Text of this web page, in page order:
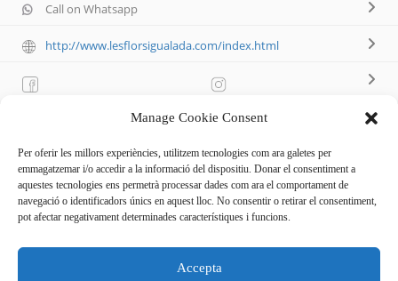
Manage Cookie Consent
Per oferir les millors experiències, utilitzem tecnologies com ara galetes per
emmagatzemar i/o accedir a la informació del dispositiu. Donar el consentiment a
aquestes tecnologies ens permetrà processar dades com ara el comportament de
navegació o identificadors únics en aquest lloc. No consentir o retirar el consentiment,
pot afectar negativament determinades característiques i funcions.
Accepta
Call on Whatsapp
http://www.lesflorsigualada.com/index.html
Descripció
Venda de plantes, plantes d’interior, composicions florals i
articles de decoració. Disseny floral per a bodes i
esdeveniments. Horari provisional covid: de dimarts a
divendres de 10 h a 13:30 h i 17 h a 20 h, dissabte de 10 h a